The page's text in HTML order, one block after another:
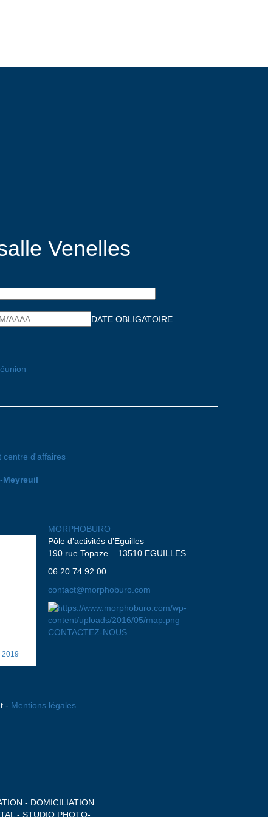
Venelles
DATE OBLIGATOIRE
Meyreuil
2019
MORPHOBURO
Pôle d’activités d’Eguilles
190 rue Topaze – 13510 EGUILLES
06 20 74 92 00
contact@morphoburo.com
CONTACTEZ-NOUS
- Mentions légales
- DOMICILIATION
- STUDIO PHOTO-